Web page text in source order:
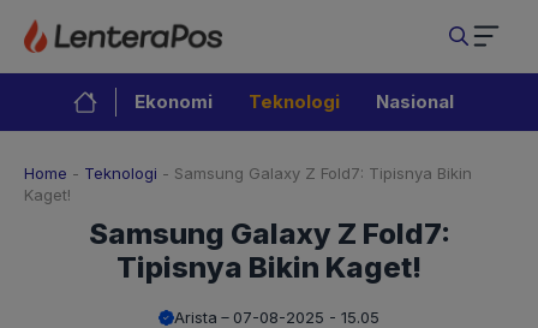
Langsung
isi
Ekonomi Teknologi Nasional
Home - Teknologi - Samsung Galaxy Z Fold7: Tipisnya Bikin
Kaget!
Samsung Galaxy Z Fold7:
Tipisnya Bikin Kaget!
Arista 07-08-2025 - 15.05